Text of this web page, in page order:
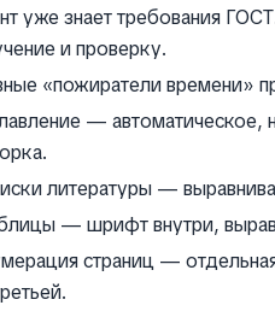
уже знает требования
и проверку.
«пожиратели времени»
— автоматическое,
литературы —
— шрифт внутри,
страниц —